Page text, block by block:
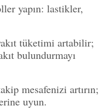
yapın: lastikler,
tüketimi artabilir;
bulundurmayı
mesafenizi artırın;
uyun.